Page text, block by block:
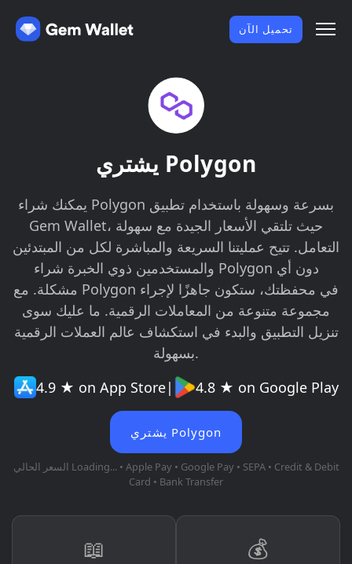
تحميل الآن
يشتري Polygon
يمكنك شراء Polygon بسرعة وسهولة باستخدام تطبيق
Gem Wallet، حيث تلتقي الأسعار الجيدة مع سهولة
التعامل. تتيح عمليتنا السريعة والمباشرة لكل من المبتدئين
والمستخدمين ذوي الخبرة شراء Polygon دون أي
مشكلة. مع Polygon في محفظتك، ستكون جاهزًا لإجراء
مجموعة متنوعة من المعاملات الرقمية. ما عليك سوى
تنزيل التطبيق والبدء في استكشاف عالم العملات الرقمية
بسهولة.
4.9 ★ on App Store| 4.8 ★ on Google Play
يشتري Polygon
Loading... • Apple Pay • Google Pay • SEPA • Credit & Debit
Card • Bank Transfer
📖 💰